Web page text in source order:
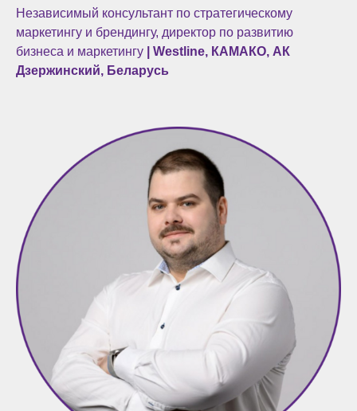
Независимый консультант по стратегическому
маркетингу и брендингу, директор по развитию
бизнеса и маркетингу | Westline, КАМАКО, АК
Дзержинский, Беларусь